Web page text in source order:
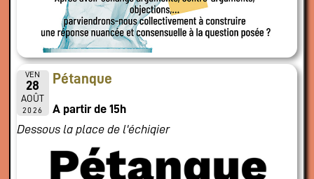
VEN
28
AOÛT
2026
Pétanque
A partir de 15h
Dessous la place de l'échiqier